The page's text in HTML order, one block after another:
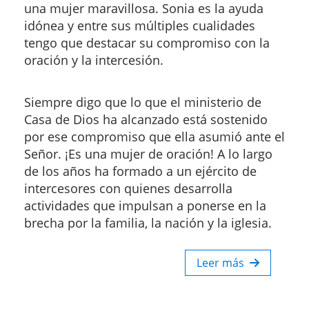
una mujer maravillosa. Sonia es la ayuda
idónea y entre sus múltiples cualidades
tengo que destacar su compromiso con la
oración y la intercesión.
Siempre digo que lo que el ministerio de
Casa de Dios ha alcanzado está sostenido
por ese compromiso que ella asumió ante el
Señor. ¡Es una mujer de oración! A lo largo
de los años ha formado a un ejército de
intercesores con quienes desarrolla
actividades que impulsan a ponerse en la
brecha por la familia, la nación y la iglesia.
Leer más